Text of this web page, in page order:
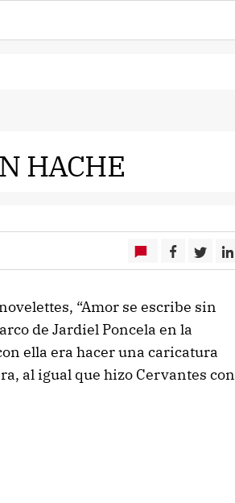
HACHE
“Amor se escribe sin
de Jardiel Poncela en la
ella era hacer una caricatura
al igual que hizo Cervantes con